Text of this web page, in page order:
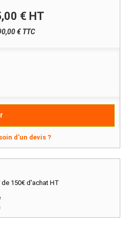
€ HT
€ TTC
d'un devis ?
150€ d'achat HT